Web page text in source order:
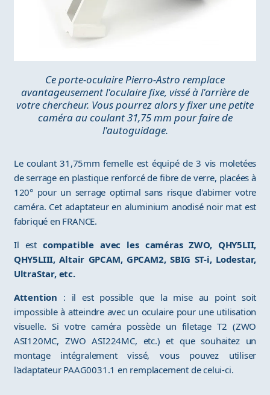
Ce porte-oculaire Pierro-Astro remplace
avantageusement l'oculaire fixe, vissé à l'arrière de
votre chercheur. Vous pourrez alors y fixer une petite
caméra au coulant 31,75 mm pour faire de
l'autoguidage.
Le coulant 31,75mm femelle est équipé de 3 vis moletées
de serrage en plastique renforcé de fibre de verre, placées à
120° pour un serrage optimal sans risque d'abimer votre
caméra. Cet adaptateur en aluminium anodisé noir mat est
fabriqué en FRANCE.
Il est compatible avec les caméras ZWO, QHY5LII,
QHY5LIII, Altair GPCAM, GPCAM2, SBIG ST-i, Lodestar,
UltraStar, etc.
Attention : il est possible que la mise au point soit
impossible à atteindre avec un oculaire pour une utilisation
visuelle. Si votre caméra possède un filetage T2 (ZWO
ASI120MC, ZWO ASI224MC, etc.) et que souhaitez un
montage intégralement vissé, vous pouvez utiliser
l'adaptateur PAAG0031.1 en remplacement de celui-ci.